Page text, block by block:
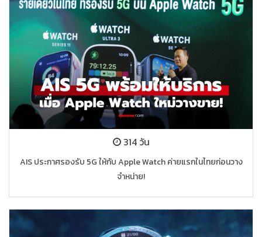
314 วัน
AIS ประกาศรองรับ 5G ให้กับ Apple Watch ค่ายแรกในไทยก่อนวาง
จำหน่าย!